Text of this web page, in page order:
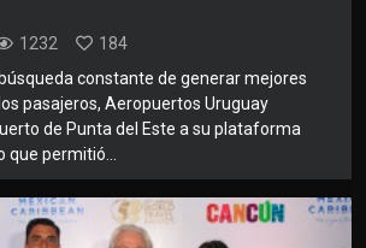
1232
184
constante de generar mejores
pasajeros, Aeropuertos Uruguay
de Punta del Este a su plataforma
permitió...